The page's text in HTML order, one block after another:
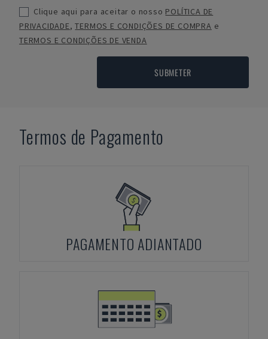
Clique aqui para aceitar o nosso POLÍTICA DE
PRIVACIDADE,TERMOS E CONDIÇÕES DE COMPRA e
TERMOS E CONDIÇÕES DE VENDA
SUBMETER
Termos de Pagamento
PAGAMENTO ADIANTADO